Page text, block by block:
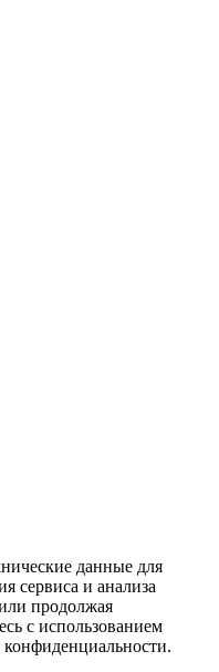
данные для
сервиса и анализа
продолжая
с использованием